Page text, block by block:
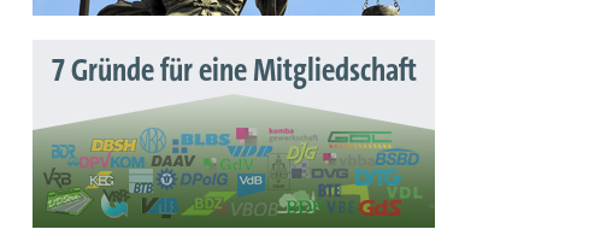
7 Gründe für eine Mitgliedschaft